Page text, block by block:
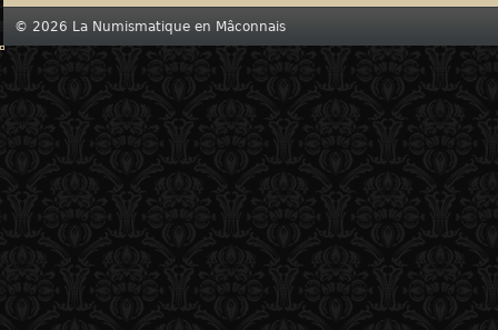
© 2026 La Numismatique en Mâconnais